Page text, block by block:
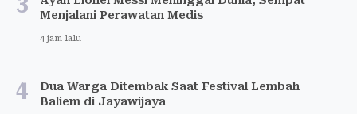
Menjalani Perawatan Medis
4 jam lalu
4
Dua Warga Ditembak Saat Festival Lembah
Baliem di Jayawijaya